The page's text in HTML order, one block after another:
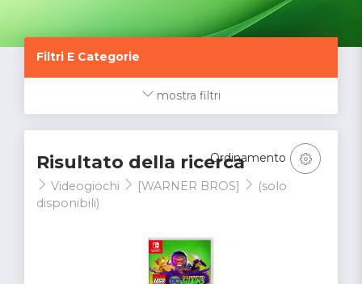
Filtri E Categorie
mostra filtri
Risultato della ricerca
Videogiochi [WARNER BROS]
(solo
disponibili)
Ordinamento